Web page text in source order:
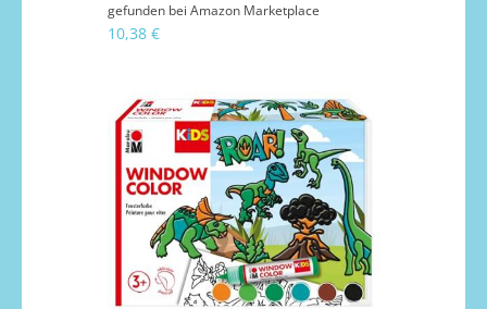
gefunden bei Amazon Marketplace
10,38 €